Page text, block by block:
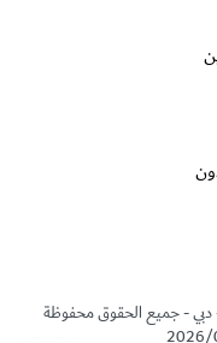
- دبي - جميع الحقوق محفوظة